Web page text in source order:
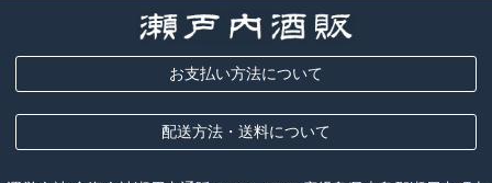
お支払い方法について
配送方法・送料について